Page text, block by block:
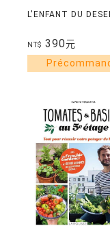
L'ENFANT DU
NT$ 390元